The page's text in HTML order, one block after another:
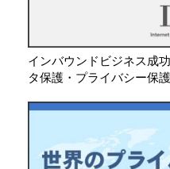
インバウンドビジネス成
タ保護・プライバシー保